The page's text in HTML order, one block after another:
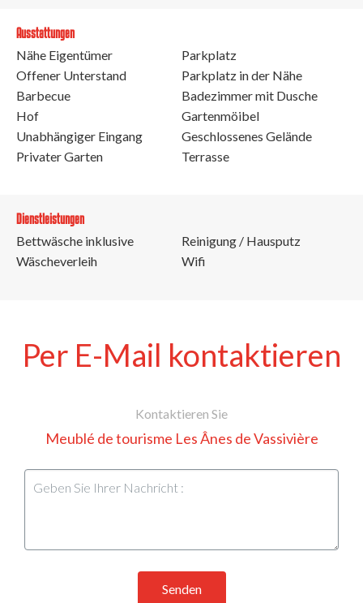
Ausstattungen
Nähe Eigentümer
Offener Unterstand
Barbecue
Hof
Unabhängiger Eingang
Privater Garten
Parkplatz
Parkplatz in der Nähe
Badezimmer mit Dusche
Gartenmöibel
Geschlossenes Gelände
Terrasse
Dienstleistungen
Bettwäsche inklusive
Wäscheverleih
Reinigung / Hausputz
Wifi
Per E-Mail kontaktieren
Kontaktieren Sie
Meublé de tourisme Les Ânes de Vassivière
Senden